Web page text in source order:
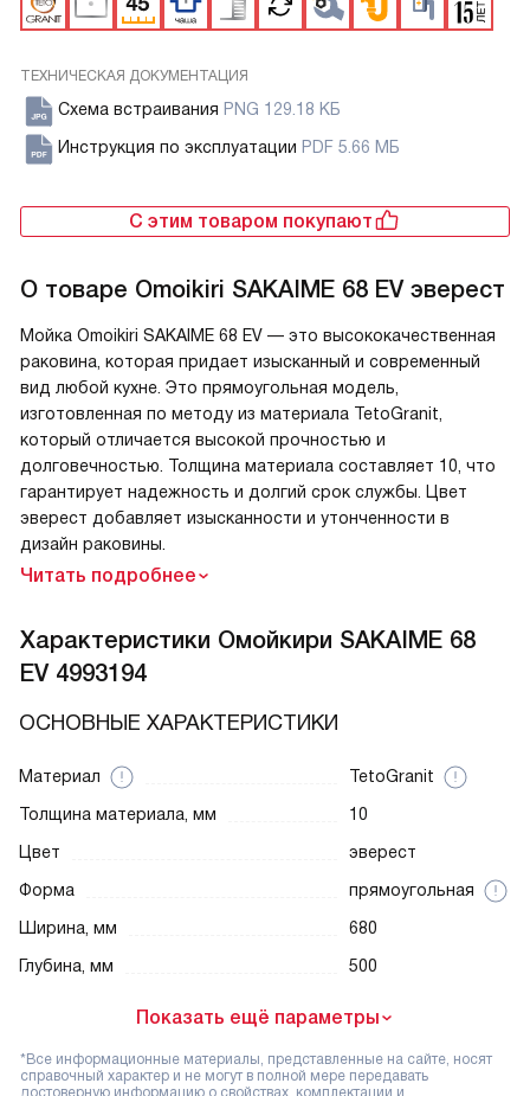
ТЕХНИЧЕСКАЯ ДОКУМЕНТАЦИЯ
Схема встраивания PNG 129.18 КБ
Инструкция по эксплуатации PDF 5.66 МБ
С этим товаром покупают
О товаре Omoikiri SAKAIME 68 EV эверест
Мойка Omoikiri SAKAIME 68 EV — это высококачественная
раковина, которая придает изысканный и современный
вид любой кухне. Это прямоугольная модель,
изготовленная по методу из материала TetoGranit,
который отличается высокой прочностью и
долговечностью. Толщина материала составляет 10, что
гарантирует надежность и долгий срок службы. Цвет
эверест добавляет изысканности и утонченности в
дизайн раковины.
Читать подробнее
Характеристики Омойкири SAKAIME 68
EV 4993194
ОСНОВНЫЕ ХАРАКТЕРИСТИКИ
Материал
TetoGranit
Толщина материала, мм
10
Цвет
эверест
Форма
прямоугольная
Ширина, мм
680
Глубина, мм
500
Показать ещё параметры
*Все информационные материалы, представленные на сайте, носят
справочный характер и не могут в полной мере передавать
достоверную информацию о свойствах, комплектации и